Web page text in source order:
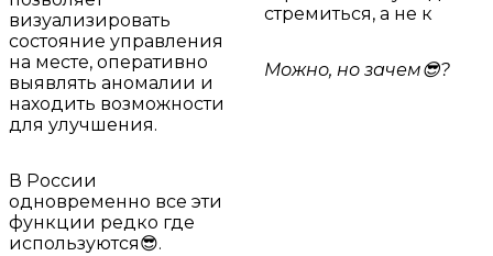
визуализировать
состояние управления
на месте, оперативно
выявлять аномалии и
находить возможности
для улучшения.
В России
одновременно все эти
функции редко где
используются😎.
стремиться, а не к
Можно, но зачем😎?